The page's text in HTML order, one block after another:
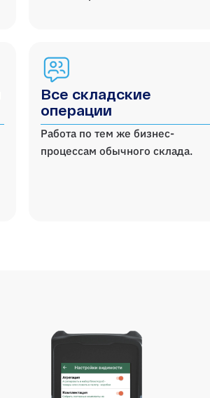
Все складские
операции
Работа по тем же бизнес-
процессам обычного склада.